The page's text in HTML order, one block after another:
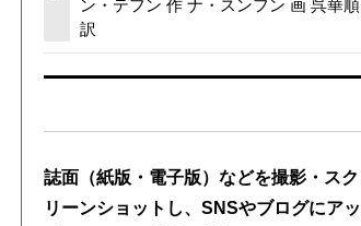
ン・テフン 作 ナ・スンフン 画 呉華順
訳
誌面（紙版・電子版）などを撮影・スク
リーンショットし、SNSやブログにアッ